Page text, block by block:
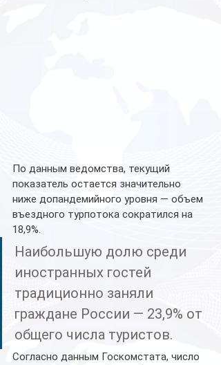
По данным ведомства, текущий
показатель остается значительно
ниже допандемийного уровня — объем
въездного турпотока сократился на
18,9%.
Наибольшую долю среди
иностранных гостей
традиционно заняли
граждане России — 23,9% от
общего числа туристов.
Согласно данным Госкомстата, число